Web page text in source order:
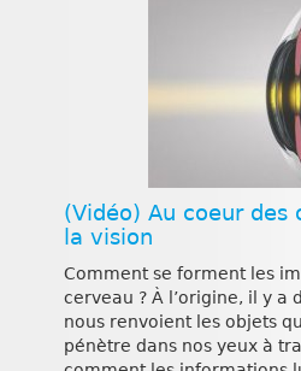
(Vidéo) Au coeur des
la vision
Comment se forment les
cerveau ? À l’origine, il y a
nous renvoient les objets
pénètre dans nos yeux à